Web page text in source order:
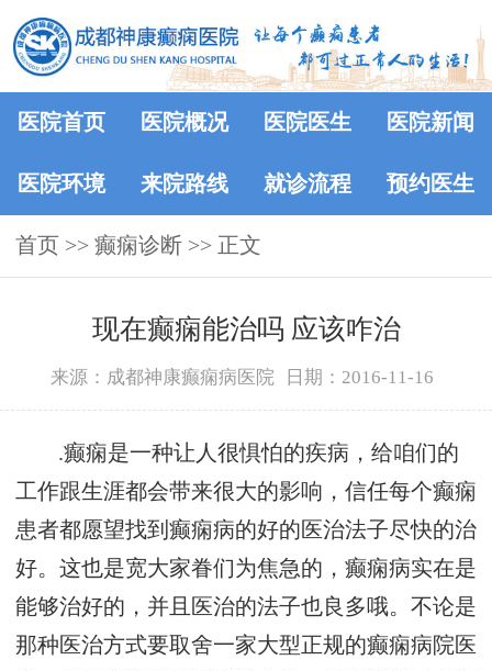
医院首页 医院概况 医院医生 医院新闻
医院环境 来院路线 就诊流程 预约医生
首页 >> 癫痫诊断 >> 正文
现在癫痫能治吗 应该咋治
来源：成都神康癫痫病医院 日期：2016-11-16
.癫痫是一种让人很惧怕的疾病，给咱们的
工作跟生涯都会带来很大的影响，信任每个癫痫
患者都愿望找到癫痫病的好的医治法子尽快的治
好。这也是宽大家眷们为焦急的，癫痫病实在是
能够治好的，并且医治的法子也良多哦。不论是
那种医治方式要取舍一家大型正规的癫痫病院医